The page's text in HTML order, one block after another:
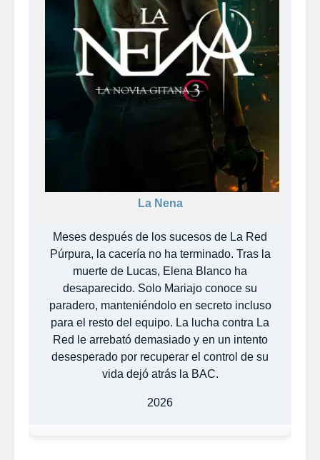
La Nena
Meses después de los sucesos de La Red
Púrpura, la cacería no ha terminado. Tras la
muerte de Lucas, Elena Blanco ha
desaparecido. Solo Mariajo conoce su
paradero, manteniéndolo en secreto incluso
para el resto del equipo. La lucha contra La
Red le arrebató demasiado y en un intento
desesperado por recuperar el control de su
vida dejó atrás la BAC.
2026